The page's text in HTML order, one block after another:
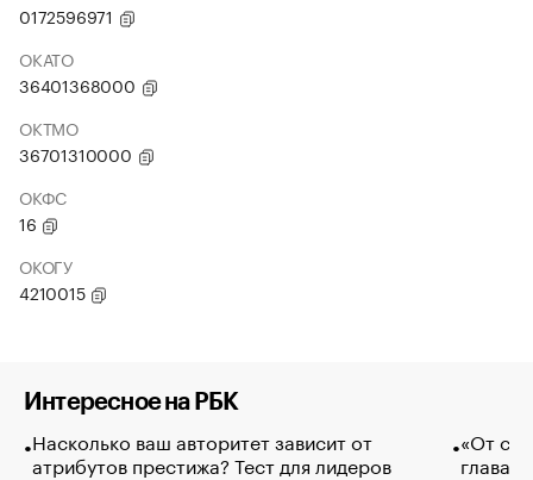
0172596971
ОКАТО
36401368000
ОКТМО
36701310000
ОКФС
16
ОКОГУ
4210015
Интересное на РБК
Насколько ваш авторитет зависит от
атрибутов престижа? Тест для лидеров
«От
глава